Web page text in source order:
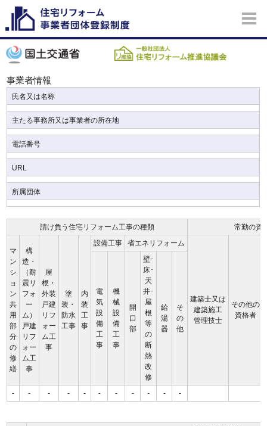
事業者情報
氏名又は名称
主たる事務所又は事業者の所在地
電話番号
URL
所属団体
請け負う住宅リフォーム工事の種類 常勤の資
マ
ン
シ
ョ
ン
共
用
部
分
の
修
繕
構
造・
（耐
震リ
フォ
ー
ム）
戸建
リフ
ォー
ム工
事
屋
根・
外装
戸建
リフ
ォー
ム工
事
塗
装・
防水
工事
内
装
工
事
設備工事 省エネリフォーム
建築士又は
建築施工
管理技士
その他の
資格者
電
気
設
備
工
事
機
械
設
備
工
事
開
口
部
壁･
床･
天
井･
屋
根
等
の
断
熱
改
修
給
湯
器
そ
の
他
- - - - - - - - - - -